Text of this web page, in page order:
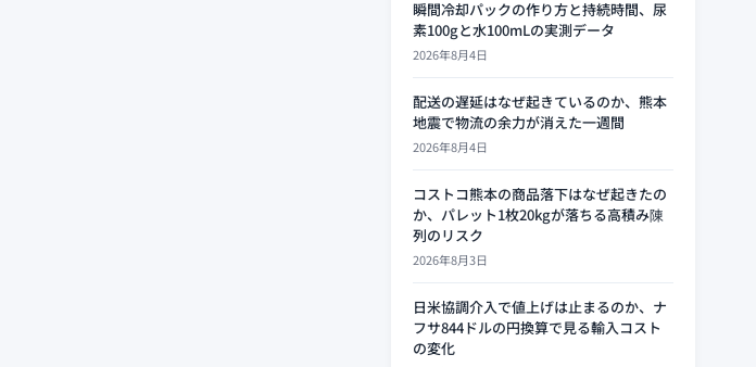
瞬間冷却パックの作り方と持続時間、尿
素100gと水100mLの実測データ
2026年8月4日
配送の遅延はなぜ起きているのか、熊本
地震で物流の余力が消えた一週間
2026年8月4日
コストコ熊本の商品落下はなぜ起きたの
か、パレット1枚20kgが落ちる高積み陳
列のリスク
2026年8月3日
日米協調介入で値上げは止まるのか、ナ
フサ844ドルの円換算で見る輸入コスト
の変化